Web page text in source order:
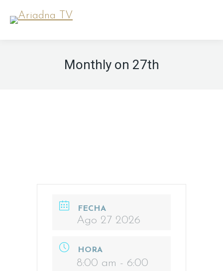
Monthly on 27th
FECHA
Ago 27 2026
HORA
8:00 am - 6:00